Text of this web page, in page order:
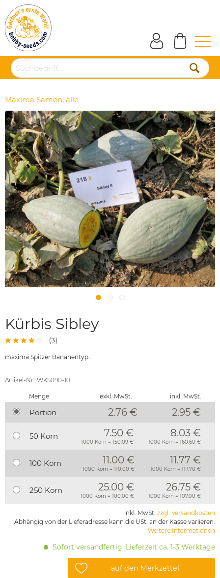
Maxima Samen, alle
Kürbis Sibley
(3)
maxima Spitzer Bananentyp..
Artikel-Nr.: WKS090-10
Menge exkl. MwSt. inkl. MwSt.
Portion 2.76 € 2.95 €
50 Korn 7.50 €
1000 Korn = 150.09 €
8.03 €
1000 Korn = 160.60 €
100 Korn 11.00 €
1000 Korn = 110.00 €
11.77 €
1000 Korn = 117.70 €
250 Korn 25.00 €
1000 Korn = 100.00 €
26.75 €
1000 Korn = 107.00 €
inkl. MwSt. zzgl. Versandkosten
Abhängig von der Lieferadresse kann die USt. an der Kasse variieren.
Weitere Informationen
Sofort versandfertig, Lieferzeit ca. 1-3 Werktage
auf den Merkzettel